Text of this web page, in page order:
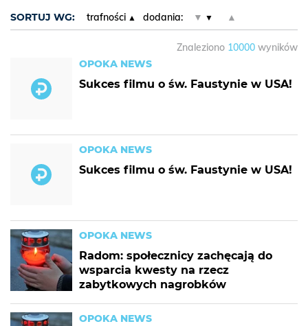
SORTUJ WG: trafności dodania: ▼ ▲
Znaleziono 10000 wyników
OPOKA NEWS
Sukces filmu o św. Faustynie w USA!
OPOKA NEWS
Sukces filmu o św. Faustynie w USA!
OPOKA NEWS
Radom: społecznicy zachęcają do
wsparcia kwesty na rzecz
zabytkowych nagrobków
OPOKA NEWS